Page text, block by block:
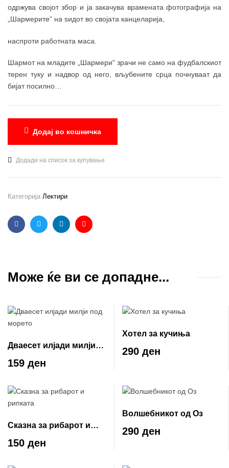
одржува својот збор и ја закачува врамената фотографија на
„Шармерите“ на ѕидот во својата канцеларија,
наспроти работната маса.
Шармот на младите „Шармери“ зрачи не само на фудбалскиот
терен туку и надвор од него, вљубените срца почнуваат да
бијат посилно…
Додај во кошничка
Додади на список за купување
Категорија Лектири
FacebookTwitterLinkedinEmail
Може ќе ви се допадне...
Дваесет илјади милји
под морето
159 ден
Хотел за кучиња
290 ден
Сказна за рибарот и
рипката
150 ден
Волшебникот од Оз
290 ден